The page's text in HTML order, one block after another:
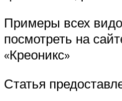
Примеры всех
посмотреть на
«Креоникс»
Статья